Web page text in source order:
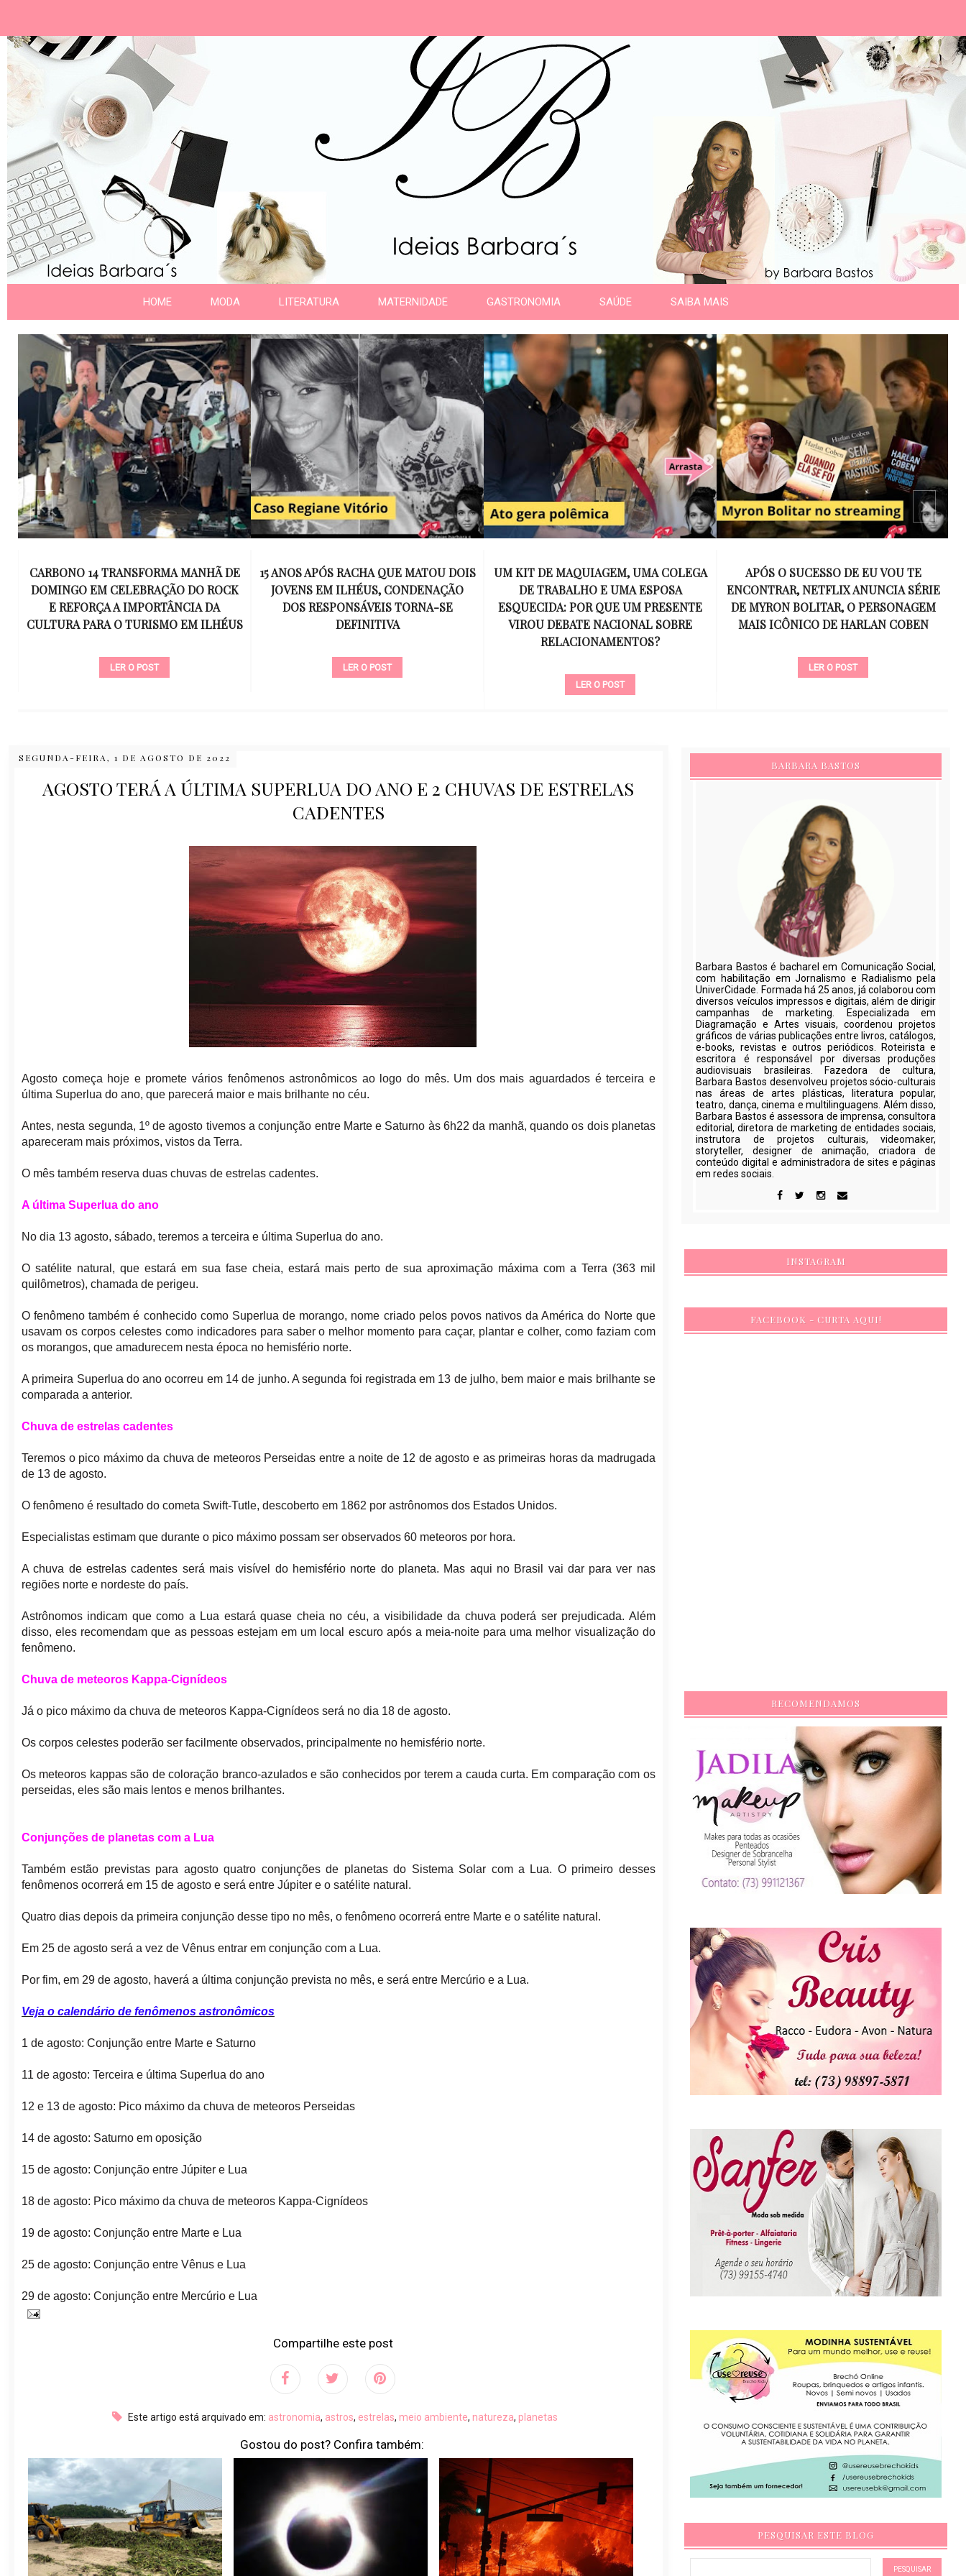
HOME MODA LITERATURA MATERNIDADE GASTRONOMIA SAÚDE SAIBA MAIS
15 ANOS APÓS RACHA QUE MATOU DOIS
JOVENS EM ILHÉUS, CONDENAÇÃO
DOS RESPONSÁVEIS TORNA-SE
DEFINITIVA
LER O POST
UM KIT DE MAQUIAGEM, UMA COLEGA
DE TRABALHO E UMA ESPOSA
ESQUECIDA: POR QUE UM PRESENTE
VIROU DEBATE NACIONAL SOBRE
APÓS O SUCESSO DE EU VOU TE
ENCONTRAR, NETFLIX ANUNCIA SÉRIE
DE MYRON BOLITAR, O PERSONAGEM
MAIS ICÔNICO DE HARLAN COBEN
15 ANOS SEM AMY WINEHOUSE: A VOZ
INESQUECÍVEL QUE REVOLUCIONOU A
MÚSICA E SE TORNOU UM SÍMBOLO
DE UMA GERAÇÃO
LER O POST
SEGUNDA-FEIRA, 1 DE AGOSTO DE 2022
AGOSTO TERÁ A ÚLTIMA SUPERLUA DO ANO E 2 CHUVAS DE ESTRELAS
CADENTES
Agosto começa hoje e promete vários fenômenos astronômicos ao logo do mês. Um dos mais aguardados é terceira e
última Superlua do ano, que parecerá maior e mais brilhante no céu.
Antes, nesta segunda, 1º de agosto tivemos a conjunção entre Marte e Saturno às 6h22 da manhã, quando os dois planetas
apareceram mais próximos, vistos da Terra.
O mês também reserva duas chuvas de estrelas cadentes.
A última Superlua do ano
No dia 13 agosto, sábado, teremos a terceira e última Superlua do ano.
O satélite natural, que estará em sua fase cheia, estará mais perto de sua aproximação máxima com a Terra (363 mil
quilômetros), chamada de perigeu.
O fenômeno também é conhecido como Superlua de morango, nome criado pelos povos nativos da América do Norte que
usavam os corpos celestes como indicadores para saber o melhor momento para caçar, plantar e colher, como faziam com
os morangos, que amadurecem nesta época no hemisfério norte.
A primeira Superlua do ano ocorreu em 14 de junho. A segunda foi registrada em 13 de julho, bem maior e mais brilhante se
comparada a anterior.
Chuva de estrelas cadentes
Teremos o pico máximo da chuva de meteoros Perseidas entre a noite de 12 de agosto e as primeiras horas da madrugada
de 13 de agosto.
O fenômeno é resultado do cometa Swift-Tutle, descoberto em 1862 por astrônomos dos Estados Unidos.
Especialistas estimam que durante o pico máximo possam ser observados 60 meteoros por hora.
A chuva de estrelas cadentes será mais visível do hemisfério norte do planeta. Mas aqui no Brasil vai dar para ver nas
regiões norte e nordeste do país.
Astrônomos indicam que como a Lua estará quase cheia no céu, a visibilidade da chuva poderá ser prejudicada. Além
disso, eles recomendam que as pessoas estejam em um local escuro após a meia-noite para uma melhor visualização do
fenômeno.
Chuva de meteoros Kappa-Cignídeos
Já o pico máximo da chuva de meteoros Kappa-Cignídeos será no dia 18 de agosto.
Os corpos celestes poderão ser facilmente observados, principalmente no hemisfério norte.
Os meteoros kappas são de coloração branco-azulados e são conhecidos por terem a cauda curta. Em comparação com os
perseidas, eles são mais lentos e menos brilhantes.
Conjunções de planetas com a Lua
Também estão previstas para agosto quatro conjunções de planetas do Sistema Solar com a Lua. O primeiro desses
fenômenos ocorrerá em 15 de agosto e será entre Júpiter e o satélite natural.
Quatro dias depois da primeira conjunção desse tipo no mês, o fenômeno ocorrerá entre Marte e o satélite natural.
Em 25 de agosto será a vez de Vênus entrar em conjunção com a Lua.
Por fim, em 29 de agosto, haverá a última conjunção prevista no mês, e será entre Mercúrio e a Lua.
Veja o calendário de fenômenos astronômicos
1 de agosto: Conjunção entre Marte e Saturno
11 de agosto: Terceira e última Superlua do ano
12 e 13 de agosto: Pico máximo da chuva de meteoros Perseidas
14 de agosto: Saturno em oposição
15 de agosto: Conjunção entre Júpiter e Lua
18 de agosto: Pico máximo da chuva de meteoros Kappa-Cignídeos
19 de agosto: Conjunção entre Marte e Lua
25 de agosto: Conjunção entre Vênus e Lua
29 de agosto: Conjunção entre Mercúrio e Lua
Compartilhe este post
Este artigo está arquivado em: astronomia, astros, estrelas,meio ambiente,natureza,planetas
Gostou do post? Confira também:
BARBARA BASTOS
Barbara Bastos é bacharel em Comunicação Social,
com habilitação em Jornalismo e Radialismo pela
UniverCidade. Formada há 25 anos, já colaborou com
diversos veículos impressos e digitais, além de dirigir
campanhas de marketing. Especializada em
Diagramação e Artes visuais, coordenou projetos
gráficos de várias publicações entre livros, catálogos,
e-books, revistas e outros periódicos. Roteirista e
escritora é responsável por diversas produções
audiovisuais brasileiras. Fazedora de cultura,
Barbara Bastos desenvolveu projetos sócio-culturais
nas áreas de artes plásticas, literatura popular,
teatro, dança, cinema e multilinguagens. Além disso,
Barbara Bastos é assessora de imprensa, consultora
editorial, diretora de marketing de entidades sociais,
instrutora de projetos culturais, videomaker,
storyteller, designer de animação, criadora de
conteúdo digital e administradora de sites e páginas
em redes sociais.
INSTAGRAM
FACEBOOK - CURTA AQUI!
RECOMENDAMOS
PESQUISAR ESTE BLOG